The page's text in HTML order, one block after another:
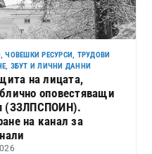
,ЧОВЕШКИ РЕСУРСИ, ТРУДОВИ
ЗБУТ И ЛИЧНИ ДАННИ
на лицата,
оповестяващи
(ЗЗЛПСПОИН).
на канал за